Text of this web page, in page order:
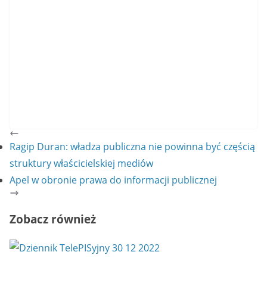
Ragip Duran: władza publiczna nie powinna być częścią
struktury właścicielskiej mediów
Apel w obronie prawa do informacji publicznej
Zobacz również